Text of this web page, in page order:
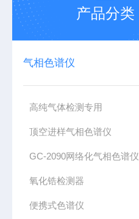
产品分类
气相色谱仪
高纯气体检测专用
顶空进样气相色谱仪
GC-2090网络化气相色谱仪
氧化锆检测器
便携式色谱仪